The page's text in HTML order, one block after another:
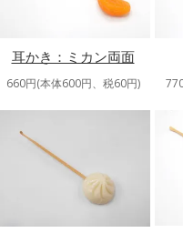
耳かき：ミカン両面
660円(本体600円、税60円)